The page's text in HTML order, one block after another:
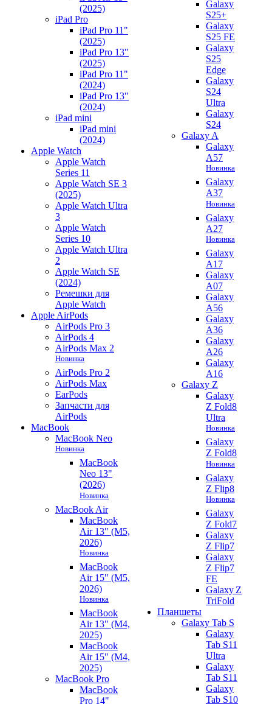
(2025)
iPad Pro
iPad Pro 11"
(2025)
iPad Pro 13"
(2025)
iPad Pro 11"
(2024)
iPad Pro 13"
(2024)
iPad mini
iPad mini
(2024)
Apple Watch
Apple Watch
Series 11
Apple Watch SE 3
(2025)
Apple Watch Ultra
3
Apple Watch
Series 10
Apple Watch Ultra
2
Apple Watch SE
(2024)
Ремешки для
Apple Watch
Apple AirPods
AirPods Pro 3
AirPods 4
AirPods Max 2
Новинка
AirPods Pro 2
AirPods Max
EarPods
Запчасти для
AirPods
MacBook
MacBook Neo
Новинка
MacBook
Neo 13"
(2026)
Новинка
MacBook Air
MacBook
Air 13" (M5,
2026)
Новинка
MacBook
Air 15" (M5,
2026)
Новинка
MacBook
Air 13" (M4,
2025)
MacBook
Air 15" (M4,
2025)
MacBook Pro
MacBook
Pro 14"
Galaxy
S25+
Galaxy
S25 FE
Galaxy
S25
Edge
Galaxy
S24
Ultra
Galaxy
S24
Galaxy A
Galaxy
A57
Новинка
Galaxy
A37
Новинка
Galaxy
A27
Новинка
Galaxy
A17
Galaxy
A07
Galaxy
A56
Galaxy
A36
Galaxy
A26
Galaxy
A16
Galaxy Z
Galaxy
Z Fold8
Ultra
Новинка
Galaxy
Z Fold8
Новинка
Galaxy
Z Flip8
Новинка
Galaxy
Z Fold7
Galaxy
Z Flip7
Galaxy
Z Flip7
FE
Galaxy Z
TriFold
Планшеты
Galaxy Tab S
Galaxy
Tab S11
Ultra
Galaxy
Tab S11
Galaxy
Tab S10